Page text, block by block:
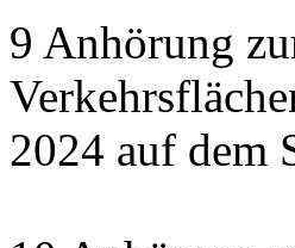
9 Anhörung
2024 auf dem